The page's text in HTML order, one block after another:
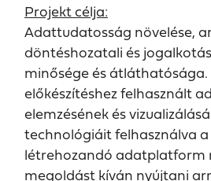
Projekt célja:
Adattudatosság növelése,
döntéshozatali és
minősége és
előkészítéshez felhasznált
elemzésének és
technológiáit felhasználva
létrehozandó adatplatform
megoldást kíván nyújtani